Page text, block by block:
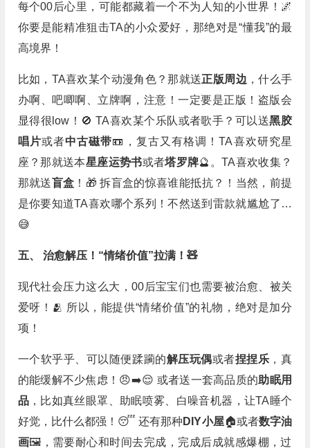
每个00后心里，可能都藏着一个不为人知的小世界！🌌
你要是能精准狙击TA的小众爱好，那绝对是“懂我”的最
高境界！
比如，TA喜欢某个动漫角色？那就送正版周边 ，什么手
办啊、吧唧啊、立牌啊，注意！一定要是正版！盗版会
显得很low！🚫 TA喜欢某个乐队或者歌手？可以送黑胶
唱片或者中古磁带📼，复古又有格调！TA喜欢研究星
座？那就送本星座运势书或者塔罗牌🔮。TA喜欢收集？
那就送盲盒 ！🎁 拆盲盒的惊喜谁能抵抗？！当然，前提
是你要知道TA喜欢哪个系列！不然送到雷款就尴尬了…
😅
五、 治愈解压！“情绪价值”拉满！🧸
现代社会压力这么大，00后宝宝们也需要被治愈、被关
爱呀！🫂 所以，能提供“情绪价值”的礼物，绝对是加分
项！
一个软乎乎、可以随便蹂躏的解压玩偶或者捏捏乐 ，真
的能缓解不少焦虑！😠➡️😌 或者送一套高品质的助眠用
品，比如真丝眼罩、助眠喷雾、白噪音机器，让TA睡个
好觉，比什么都强！😴 还有那种 DIY小屋🏠或者数字油
画🖼️，需要耐心和时间去完成，完成后成就感爆棚，过